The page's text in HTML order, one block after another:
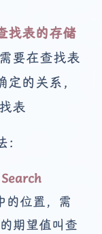
找表的存储
要在查找表
的关系，
表
的位置，需
期望值叫查